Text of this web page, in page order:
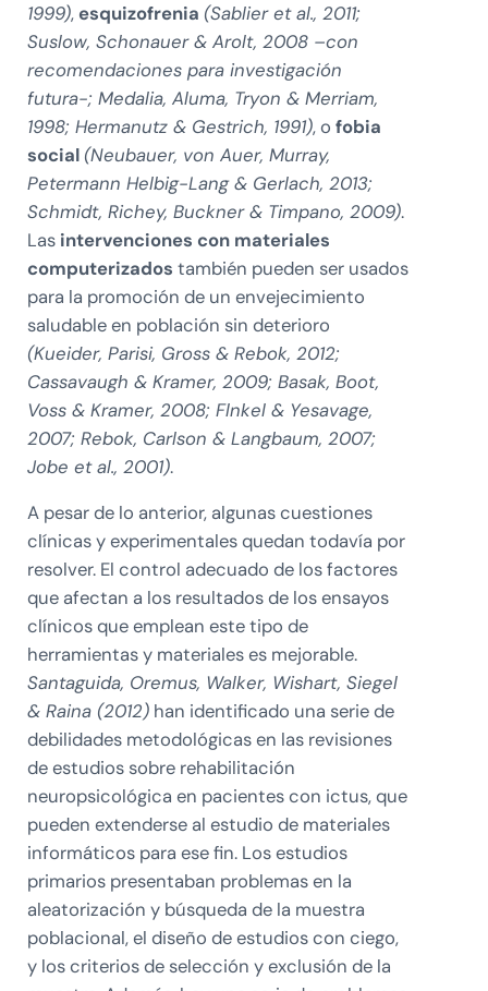
1999), esquizofrenia (Sablier et al., 2011;
Suslow, Schonauer & Arolt, 2008 –con
recomendaciones para investigación
futura-; Medalia, Aluma, Tryon & Merriam,
1998; Hermanutz & Gestrich, 1991), o fobia
social (Neubauer, von Auer, Murray,
Petermann Helbig-Lang & Gerlach, 2013;
Schmidt, Richey, Buckner & Timpano, 2009).
Las intervenciones con materiales
computerizados también pueden ser usados
para la promoción de un envejecimiento
saludable en población sin deterioro
(Kueider, Parisi, Gross & Rebok, 2012;
Cassavaugh & Kramer, 2009; Basak, Boot,
Voss & Kramer, 2008; Flnkel & Yesavage,
2007; Rebok, Carlson & Langbaum, 2007;
Jobe et al., 2001).
A pesar de lo anterior, algunas cuestiones
clínicas y experimentales quedan todavía por
resolver. El control adecuado de los factores
que afectan a los resultados de los ensayos
clínicos que emplean este tipo de
herramientas y materiales es mejorable.
Santaguida, Oremus, Walker, Wishart, Siegel
& Raina (2012)han identificado una serie de
debilidades metodológicas en las revisiones
de estudios sobre rehabilitación
neuropsicológica en pacientes con ictus, que
pueden extenderse al estudio de materiales
informáticos para ese fin. Los estudios
primarios presentaban problemas en la
aleatorización y búsqueda de la muestra
poblacional, el diseño de estudios con ciego,
y los criterios de selección y exclusión de la